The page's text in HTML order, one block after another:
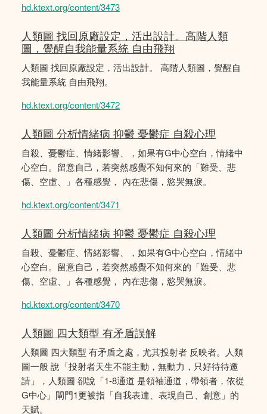
hd.ktext.org/content/3473
人類圖 找回原廠設定，活出設計。高階人類
圖，覺醒自我能量系統 自由飛翔
人類圖 找回原廠設定，活出設計。 高階人類圖，覺醒自
我能量系統 自由飛翔。
hd.ktext.org/content/3472
人類圖 分析情緒病 抑鬱 憂鬱症 自殺心理
自殺、憂鬱症、情緒影響、，如果有G中心空白，情緒中
心空白。留意自己，若突然感覺不知何來的「難受、悲
傷、空虛、」各種感覺， 內在悲傷，慾哭無淚。
hd.ktext.org/content/3471
人類圖 分析情緒病 抑鬱 憂鬱症 自殺心理
自殺、憂鬱症、情緒影響、，如果有G中心空白，情緒中
心空白。留意自己，若突然感覺不知何來的「難受、悲
傷、空虛、」各種感覺， 內在悲傷，慾哭無淚。
hd.ktext.org/content/3470
人類圖 四大類型 有矛盾誤解
人類圖 四大類型 有矛盾之處，尤其投射者 反映者。人類
圖一般 說「投射者天生不能主動，無動力，只好待待邀
請」，人類圖 卻說「1-8通道 是領袖通道，帶領者，依從
G中心」閘門1更被指「自我表達、表現自己、創意」的
天賦。